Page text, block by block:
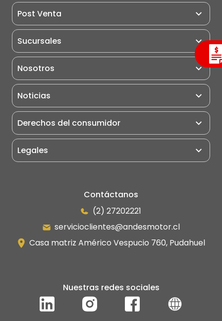
Miniexcavadoras
Retroexcavadoras
Rodillo Compactador
Camiones
Portuarios
Manipulador Telescópico
Post Venta
Pauta de Matención
Sucursales
Nosotros
Noticias
Derechos del consumidor
Legales
Contáctanos
(2) 27202221
servicioclientes@andesmotor.cl
Casa matriz Américo Vespucio 760, Pudahuel
Nuestras redes sociales